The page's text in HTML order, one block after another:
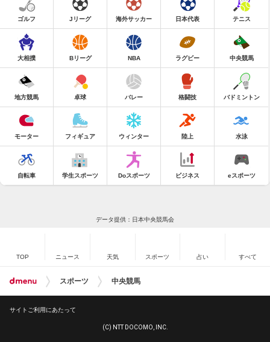
ゴルフ Jリーグ 海外サッカー 日本代表 テニス
大相撲 Bリーグ NBA ラグビー 中央競馬
地方競馬 卓球 バレー 格闘技 バドミントン
モーター フィギュア ウィンター 陸上 水泳
自転車 学生スポーツ Doスポーツ ビジネス eスポーツ
データ提供：日本中央競馬会
TOP ニュース 天気 スポーツ 占い すべて
スポーツ 中央競馬
サイトご利用にあたって
(C) NTT DOCOMO, INC.